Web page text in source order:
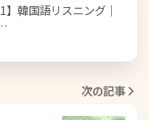
】韓国語リスニング｜
次の記事